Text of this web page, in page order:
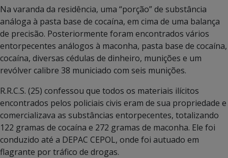
Na varanda da residência, uma “porção” de substância
análoga à pasta base de cocaína, em cima de uma balança
de precisão. Posteriormente foram encontrados vários
entorpecentes análogos à maconha, pasta base de cocaína,
cocaína, diversas cédulas de dinheiro, munições e um
revólver calibre 38 municiado com seis munições.
R.R.C.S. (25) confessou que todos os materiais ilícitos
encontrados pelos policiais civis eram de sua propriedade e
comercializava as substâncias entorpecentes, totalizando
122 gramas de cocaína e 272 gramas de maconha. Ele foi
conduzido até a DEPAC CEPOL, onde foi autuado em
flagrante por tráfico de drogas.